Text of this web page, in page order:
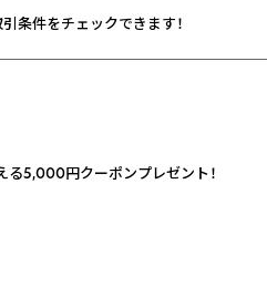
条件をチェックできます！
る5,000円クーポンプレゼント！